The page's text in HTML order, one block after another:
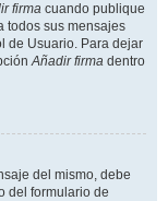
firma cuando publique
todos sus mensajes
de Usuario. Para dejar
Añadir firma dentro
del mismo, debe
del formulario de